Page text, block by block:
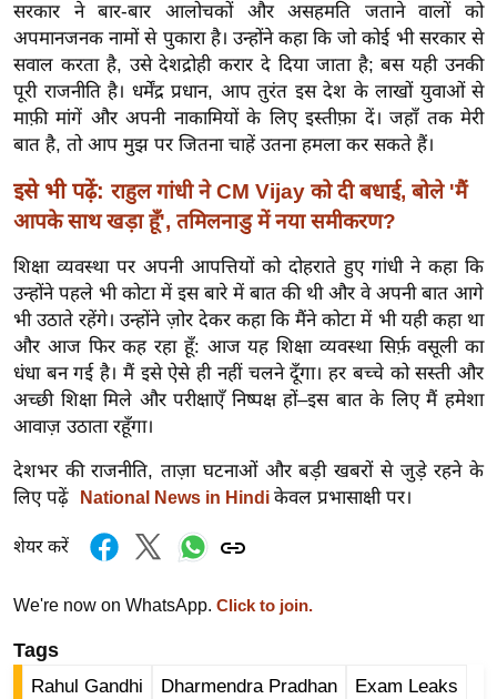
ज
ग
त
ऑ
टो
र्ल्ड
न्यू
ज
ब्री
फ
म
नो
रं
ज
न
ज
त
ली
वु
सरकार ने बार-बार आलोचकों और असहमति जताने वालों को
अपमानजनक नामों से पुकारा है। उन्होंने कहा कि जो कोई भी सरकार से
सवाल करता है, उसे देशद्रोही करार दे दिया जाता है; बस यही उनकी
पूरी राजनीति है। धर्मेंद्र प्रधान, आप तुरंत इस देश के लाखों युवाओं से
माफ़ी मांगें और अपनी नाकामियों के लिए इस्तीफ़ा दें। जहाँ तक मेरी
बात है, तो आप मुझ पर जितना चाहें उतना हमला कर सकते हैं।
इसे भी पढ़ें: राहुल गांधी ने CM Vijay को दी बधाई, बोले 'मैं
आपके साथ खड़ा हूँ', तमिलनाडु में नया समीकरण?
शिक्षा व्यवस्था पर अपनी आपत्तियों को दोहराते हुए गांधी ने कहा कि
उन्होंने पहले भी कोटा में इस बारे में बात की थी और वे अपनी बात आगे
भी उठाते रहेंगे। उन्होंने ज़ोर देकर कहा कि मैंने कोटा में भी यही कहा था
और आज फिर कह रहा हूँ: आज यह शिक्षा व्यवस्था सिर्फ़ वसूली का
धंधा बन गई है। मैं इसे ऐसे ही नहीं चलने दूँगा। हर बच्चे को सस्ती और
अच्छी शिक्षा मिले और परीक्षाएँ निष्पक्ष हों–इस बात के लिए मैं हमेशा
आवाज़ उठाता रहूँगा।
देशभर की राजनीति, ताज़ा घटनाओं और बड़ी खबरों से जुड़े रहने के
लिए पढ़ें
National News in Hindi केवल प्रभासाक्षी पर।
शेयर करें
We're now on WhatsApp. Click to join.
Tags
Rahul Gandhi Dharmendra Pradhan Exam Leaks